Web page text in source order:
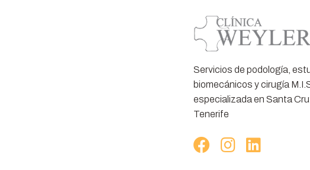
Servicios de podología,
biomecánicos y cirugía
especializada en Santa
Tenerife